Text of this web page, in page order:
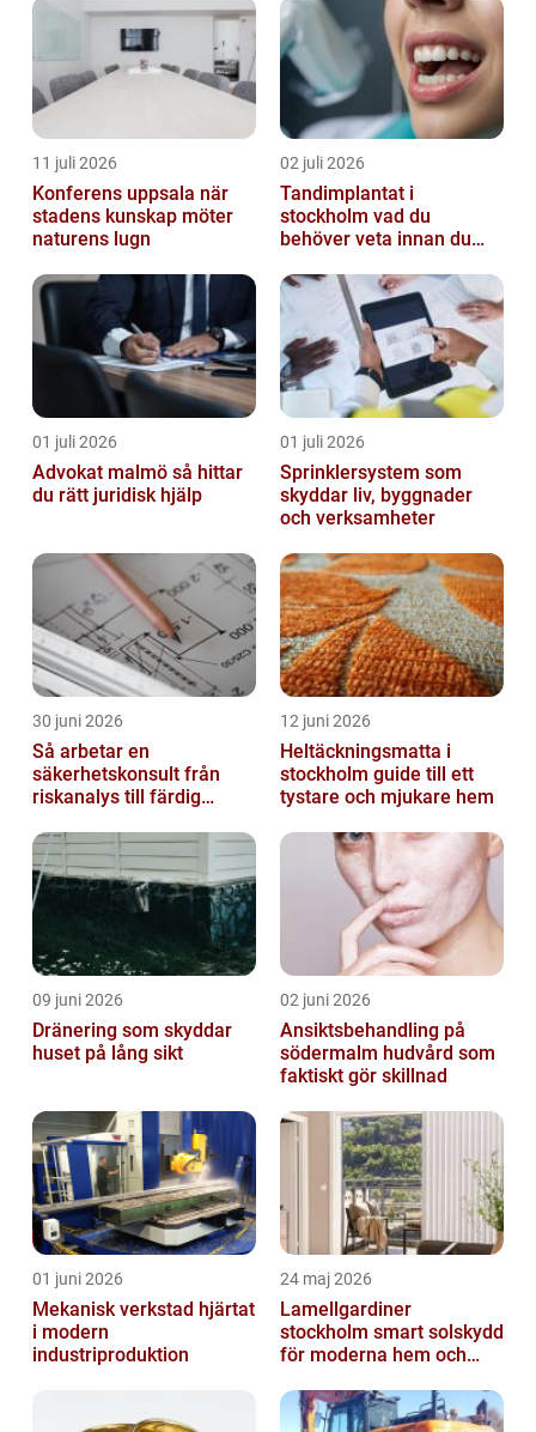
11 juli 2026
Konferens uppsala när
stadens kunskap möter
naturens lugn
02 juli 2026
Tandimplantat i
stockholm vad du
behöver veta innan du
01 juli 2026
Advokat malmö så hittar
du rätt juridisk hjälp
01 juli 2026
Sprinklersystem som
skyddar liv, byggnader
och verksamheter
30 juni 2026
Så arbetar en
säkerhetskonsult från
riskanalys till färdig
12 juni 2026
Heltäckningsmatta i
stockholm guide till ett
tystare och mjukare hem
09 juni 2026
Dränering som skyddar
huset på lång sikt
02 juni 2026
Ansiktsbehandling på
södermalm hudvård som
faktiskt gör skillnad
01 juni 2026
Mekanisk verkstad hjärtat
i modern
industriproduktion
24 maj 2026
Lamellgardiner
stockholm smart solskydd
för moderna hem och